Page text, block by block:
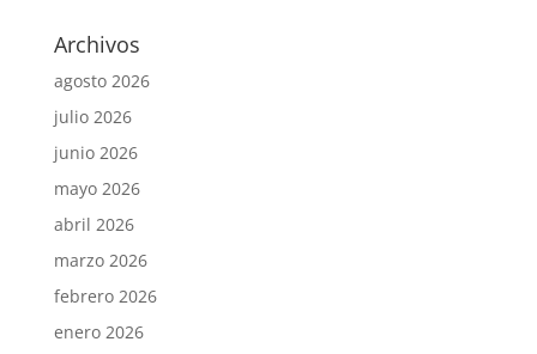
Archivos
agosto 2026
julio 2026
junio 2026
mayo 2026
abril 2026
marzo 2026
febrero 2026
enero 2026